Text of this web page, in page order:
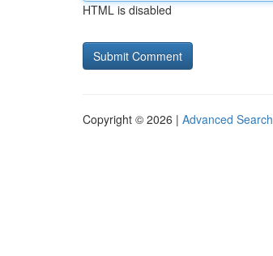
HTML is disabled
Copyright © 2026 | Advanced Search